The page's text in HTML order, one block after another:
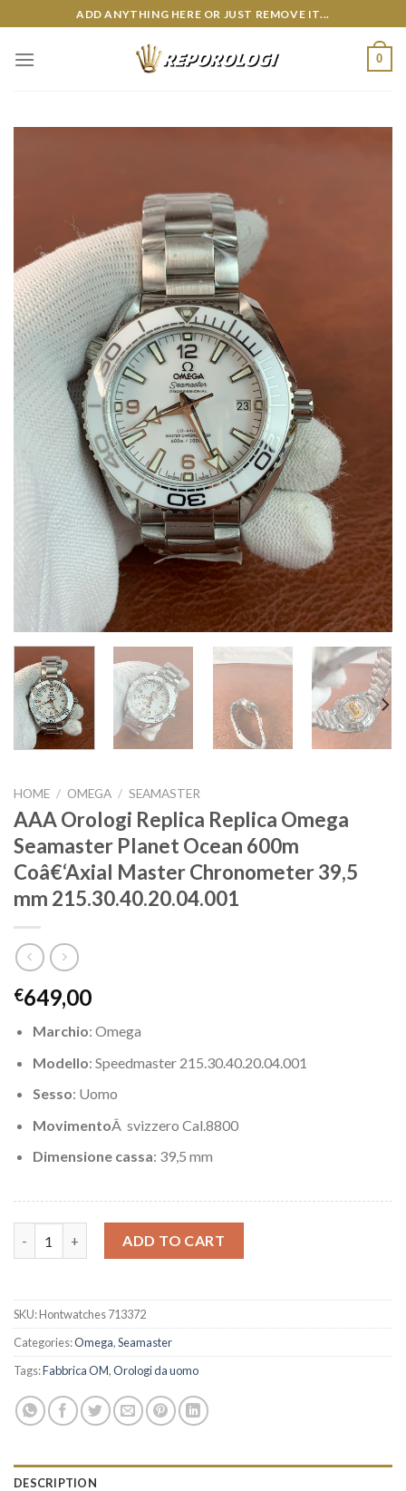
to
content
ADD ANYTHING HERE OR JUST REMOVE IT...
0
HOME / OMEGA / SEAMASTER
AAA Orologi Replica Replica Omega
Seamaster Planet Ocean 600m
Coâ€‘Axial Master Chronometer 39,5
mm 215.30.40.20.04.001
€649,00
Marchio: Omega
Modello: Speedmaster 215.30.40.20.04.001
Sesso: Uomo
MovimentoÂ svizzero Cal.8800
Dimensione cassa: 39,5 mm
ADD TO CART
SKU:Hontwatches 713372
Categories:Omega,Seamaster
Tags:Fabbrica OM,Orologi da uomo
DESCRIPTION